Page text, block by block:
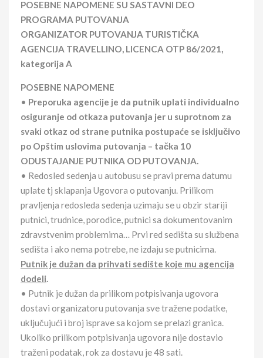
POSEBNE NAPOMENE SU SASTAVNI DEO
PROGRAMA PUTOVANJA
ORGANIZATOR PUTOVANJA TURISTIČKA
AGENCIJA TRAVELLINO, LICENCA OTP 86/2021,
kategorija A
POSEBNE NAPOMENE
• Preporuka agencije je da putnik uplati individualno
osiguranje od otkaza putovanja jer u suprotnom za
svaki otkaz od strane putnika postupaće se isključivo
po Opštim uslovima putovanja – tačka 10
ODUSTAJANJE PUTNIKA OD PUTOVANJA.
• Redosled sedenja u autobusu se pravi prema datumu
uplate tj sklapanja Ugovora o putovanju. Prilikom
pravljenja redosleda sedenja uzimaju se u obzir stariji
putnici, trudnice, porodice, putnici sa dokumentovanim
zdravstvenim problemima… Prvi red sedišta su službena
sedišta i ako nema potrebe, ne izdaju se putnicima.
Putnik je dužan da prihvati sedište koje mu agencija
dodeli.
• Putnik je dužan da prilikom potpisivanja ugovora
dostavi organizatoru putovanja sve tražene podatke,
uključujući i broj isprave sa kojom se prelazi granica.
Ukoliko prilikom potpisivanja ugovora nije dostavio
traženi podatak, rok za dostavu je 48 sati.